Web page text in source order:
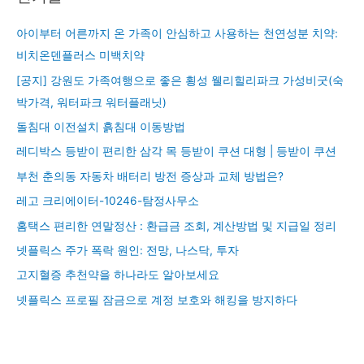
아이부터 어른까지 온 가족이 안심하고 사용하는 천연성분 치약:
비치온덴플러스 미백치약
[공지] 강원도 가족여행으로 좋은 횡성 웰리힐리파크 가성비굿(숙
박가격, 워터파크 워터플래닛)
돌침대 이전설치 흙침대 이동방법
레디박스 등받이 편리한 삼각 목 등받이 쿠션 대형 | 등받이 쿠션
부천 춘의동 자동차 배터리 방전 증상과 교체 방법은?
레고 크리에이터-10246-탐정사무소
홈택스 편리한 연말정산 : 환급금 조회, 계산방법 및 지급일 정리
넷플릭스 주가 폭락 원인: 전망, 나스닥, 투자
고지혈증 추천약을 하나라도 알아보세요
넷플릭스 프로필 잠금으로 계정 보호와 해킹을 방지하다